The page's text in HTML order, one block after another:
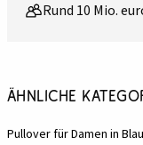
Rund 10 Mio.
Ähnliche
Pullover für Damen in Blau